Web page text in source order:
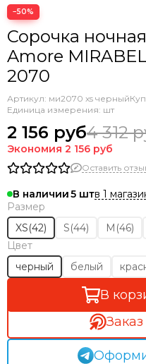
−50%
Сорочка
Amore
2070
Артикул: ми2070 xs черный
Единица измерения: шт
2 156 руб4 312
Экономия 2 156 руб
Оставить
В наличии5
в 1
Размер
XS(42)
S(44) M(46)
Цвет
черный
белый
В